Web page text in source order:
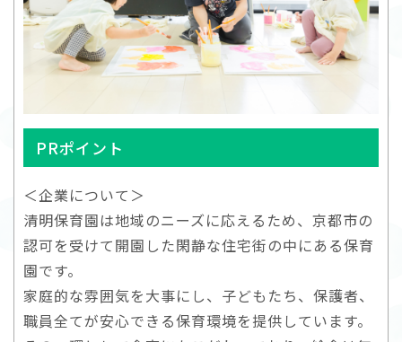
PRポイント
＜企業について＞
清明保育園は地域のニーズに応えるため、京都市の
認可を受けて開園した閑静な住宅街の中にある保育
園です。
家庭的な雰囲気を大事にし、子どもたち、保護者、
職員全てが安心できる保育環境を提供しています。